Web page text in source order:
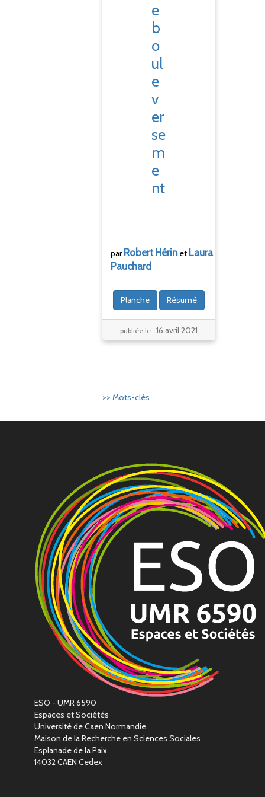
e
b
o
ul
e
v
er
se
m
e
nt
par Robert Hérinet Laura
Pauchard
Planche Résumé
publiée le :16 avril 2021
>> Mots-clés
ESO - UMR 6590
Espaces et Sociétés
Université de Caen Normandie
Maison de la Recherche en Sciences Sociales
Esplanade de la Paix
14032 CAEN Cedex